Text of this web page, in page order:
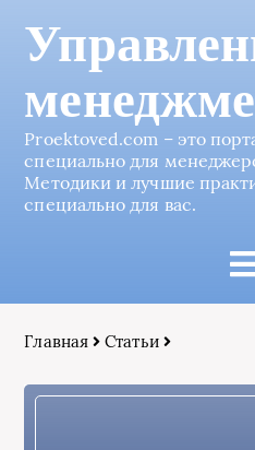
Proektoved.com – это
специально для
Методики и лучшие
специально для вас.
Главная Статьи